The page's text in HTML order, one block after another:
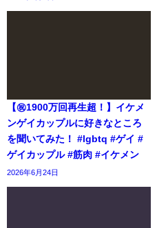
【㊗️1900万回再生超！】イケメ
ンゲイカップルに好きなところ
を聞いてみた！ #lgbtq #ゲイ #
ゲイカップル #筋肉 #イケメン
2026年6月24日